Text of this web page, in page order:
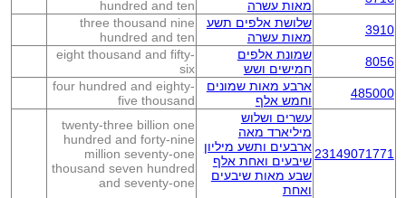
מאות עשרה
hundred and ten
3910
שלושת אלפים תשע
מאות עשרה
three thousand nine
hundred and ten
8056
שמונת אלפים
חמישים ושש
eight thousand and fifty-
six
485000
ארבע מאות שמונים
וחמש אלף
four hundred and eighty-
five thousand
23149071771
עשרים ושלוש
מיליארד מאה
ארבעים ותשע מיליון
שיבעים ואחת אלף
שבע מאות שיבעים
ואחת
twenty-three billion one
hundred and forty-nine
million seventy-one
thousand seven hundred
and seventy-one